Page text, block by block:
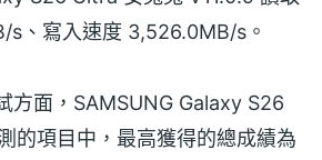
、寫入速度 3,526.0MB/s。
方面，SAMSUNG Galaxy S26
的項目中，最高獲得的總成績為